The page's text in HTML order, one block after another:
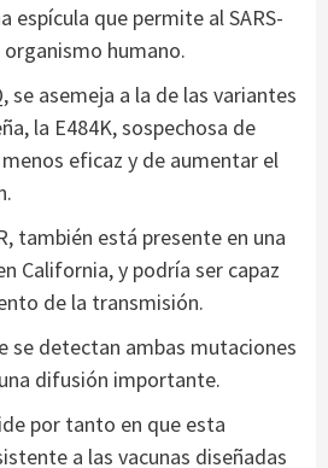
espícula que permite al SARS-
organismo humano.
se asemeja a la de las variantes
la E484K, sospechosa de
eficaz y de aumentar el
también está presente en una
California, y podría ser capaz
de la transmisión.
se detectan ambas mutaciones
difusión importante.
por tanto en que esta
a las vacunas diseñadas